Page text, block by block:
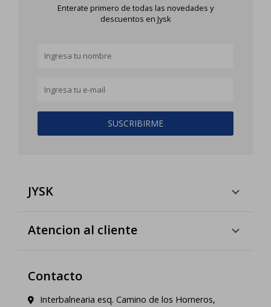
Enterate primero de todas las novedades y
descuentos en Jysk
SUSCRIBIRME
JYSK
Atencion al cliente
Contacto
Interbalnearia esq. Camino de los Horneros,